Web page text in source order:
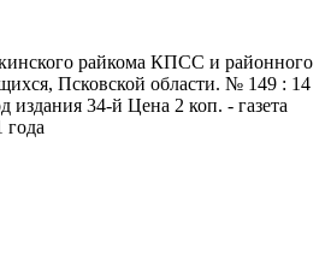
райкома КПСС и районного
Псковской области. № 149 : 14
издания 34-й Цена 2 коп. - газета
года